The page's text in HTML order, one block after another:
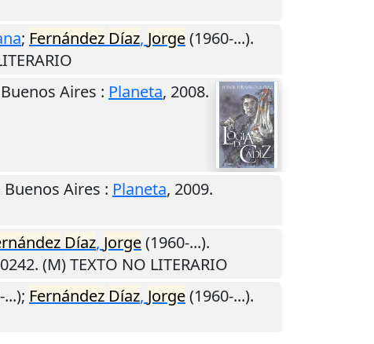
; Fernández Díaz, Jorge(1960-...).
Buenos Aires : Planeta, 2008.
Buenos Aires : Planeta, 2009.
Díaz, Jorge(1960-...).
(M) TEXTO NO LITERARIO
Fernández Díaz, Jorge(1960-...).